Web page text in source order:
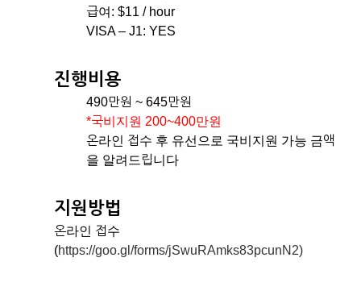
급여: $11 / hour
VISA – J1: YES
진행비용
490만원 ~ 645만원
*국비지원 200~400만원
온라인 접수 후 유선으로 국비지원 가능 금액
을 알려드립니다
지원방법
온라인 접수
(https://goo.gl/forms/jSwuRAmks83pcunN2)